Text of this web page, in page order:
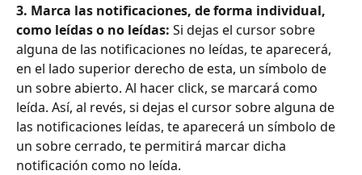
3. Marca las notificaciones, de forma individual,
como leídas o no leídas: Si dejas el cursor sobre
alguna de las notificaciones no leídas, te aparecerá,
en el lado superior derecho de esta, un símbolo de
un sobre abierto. Al hacer click, se marcará como
leída. Así, al revés, si dejas el cursor sobre alguna de
las notificaciones leídas, te aparecerá un símbolo de
un sobre cerrado, te permitirá marcar dicha
notificación como no leída.